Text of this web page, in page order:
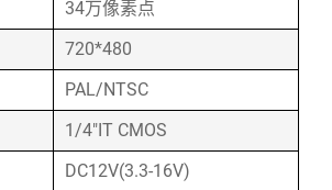
34万像素点
720*480
PAL/NTSC
1/4"IT CMOS
DC12V(3.3-16V)